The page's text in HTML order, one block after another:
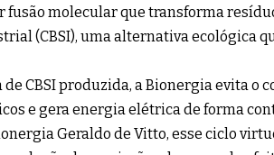
molecular que transforma
(CBSI), uma alternativa ecológica
CBSI produzida, a Bionergia evita o
e gera energia elétrica de forma
Geraldo de Vitto, esse ciclo